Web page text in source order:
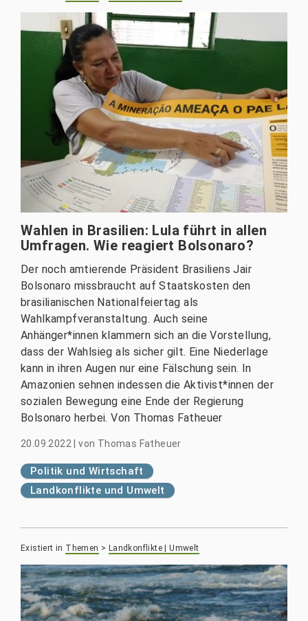
Wahlen in Brasilien: Lula führt in allen
Umfragen. Wie reagiert Bolsonaro?
Der noch amtierende Präsident Brasiliens Jair
Bolsonaro missbraucht auf Staatskosten den
brasilianischen Nationalfeiertag als
Wahlkampfveranstaltung. Auch seine
Anhänger*innen klammern sich an die Vorstellung,
dass der Wahlsieg als sicher gilt. Eine Niederlage
kann in ihren Augen nur eine Fälschung sein. In
Amazonien sehnen indessen die Aktivist*innen der
sozialen Bewegung eine Ende der Regierung
Bolsonaro herbei. Von Thomas Fatheuer
20.09.2022 |von Thomas Fatheuer
Politik und Wirtschaft
Landkonflikte und Umwelt
Existiert in Themen > Landkonflikte | Umwelt